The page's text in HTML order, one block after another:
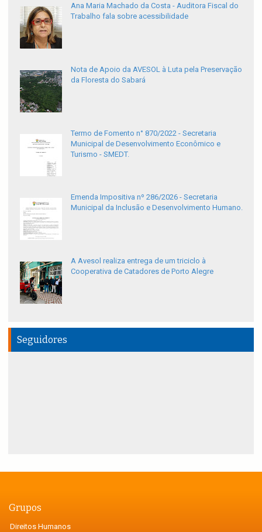
Ana Maria Machado da Costa - Auditora Fiscal do
Trabalho fala sobre acessibilidade
Nota de Apoio da AVESOL à Luta pela Preservação
da Floresta do Sabará
Termo de Fomento n° 870/2022 - Secretaria
Municipal de Desenvolvimento Econômico e
Turismo - SMEDT.
Emenda Impositiva nº 286/2026 - Secretaria
Municipal da Inclusão e Desenvolvimento Humano.
A Avesol realiza entrega de um triciclo à
Cooperativa de Catadores de Porto Alegre
Seguidores
Grupos
Direitos Humanos